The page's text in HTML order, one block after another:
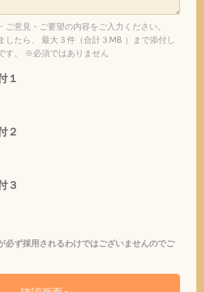
ご意見・ご要望の内容をご入力ください。
したら、 最大３件（合計３MB ）まで添付し
す。 ※必須ではありません
１
２
３
必ず採用されるわけではございませんのでご